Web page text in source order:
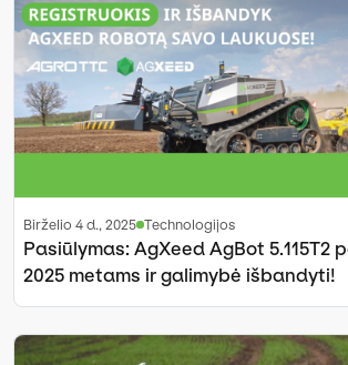
birželio 4 d., 2025 Technologijos
Pasiūlymas: AgXeed AgBot 5.115T2
2025 metams ir galimybė išbandyti!